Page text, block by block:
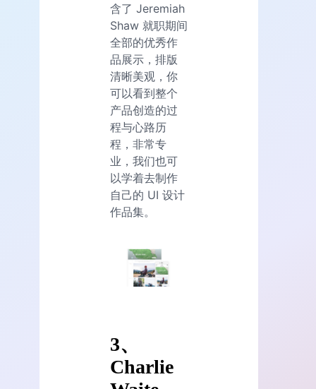
含了 Jeremiah
Shaw 就职期间
全部的优秀作
品展示，排版
清晰美观，你
可以看到整个
产品创造的过
程与心路历
程，非常专
业，我们也可
以学着去制作
自己的 UI 设计
作品集。
3、
Charlie